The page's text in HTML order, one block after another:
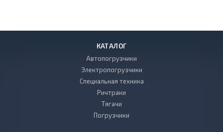
КАТАЛОГ
Автопогрузчики
Электропогрузчики
Специальная техника
Ричтраки
Тягачи
Погрузчики